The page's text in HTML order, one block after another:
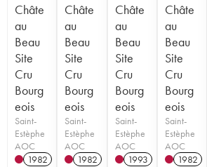
Châte
au
Beau
Site
Cru
Bourg
eois
Saint-
Estèphe
AOC
1982
Châte
au
Beau
Site
Cru
Bourg
eois
Saint-
Estèphe
AOC
1982
Châte
au
Beau
Site
Cru
Bourg
eois
Saint-
Estèphe
AOC
1993
Châte
au
Beau
Site
Cru
Bourg
eois
Saint-
Estèphe
AOC
1982